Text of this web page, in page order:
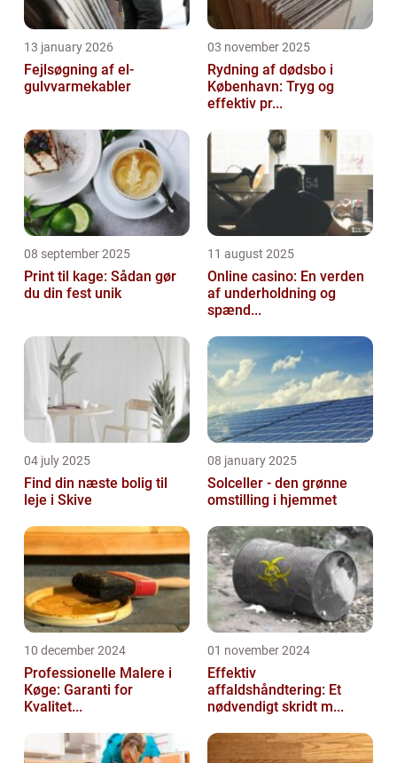
13 january 2026
Fejlsøgning af el-
gulvvarmekabler
03 november 2025
Rydning af dødsbo i
København: Tryg og
effektiv pr...
08 september 2025
Print til kage: Sådan gør
du din fest unik
11 august 2025
Online casino: En verden
af underholdning og
spænd...
04 july 2025
Find din næste bolig til
leje i Skive
08 january 2025
Solceller - den grønne
omstilling i hjemmet
10 december 2024
Professionelle Malere i
Køge: Garanti for
Kvalitet...
01 november 2024
Effektiv
affaldshåndtering: Et
nødvendigt skridt m...